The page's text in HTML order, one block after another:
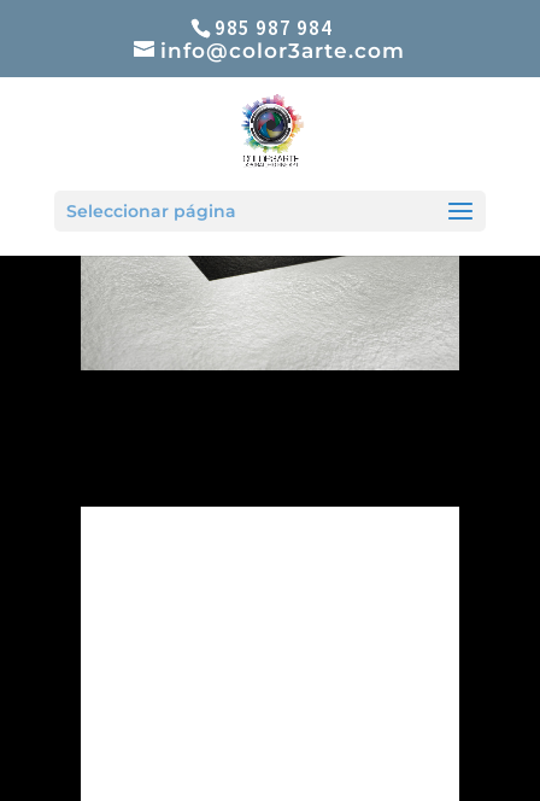
985 987 984
info@color3arte.com
Seleccionar página